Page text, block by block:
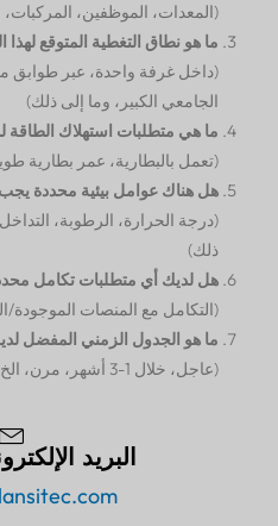
(المعدات، الموظفين،
ما هو نطاق التغطية المتوقع لهذا
(داخل غرفة واحدة، عبر طوابق
الجامعي الكبير، وما إلى ذلك)
ما هي متطلبات استهلاك الطاقة
(تعمل بالبطارية، عمر بطارية
هل هناك عوامل بيئية محددة يجب
(درجة الحرارة، الرطوبة،
ذلك)
هل لديك أي متطلبات تكامل
(التكامل مع المنصات الموجودة/
ما هو الجدول الزمني المفضل
(عاجل، خلال 1-3 أشهر، مرن، الخ.)
البريد